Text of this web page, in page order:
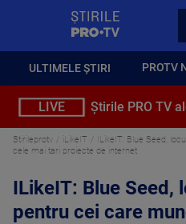
ULTIMELE ȘTIRI PROTV
LIVE Știrile PRO TV
Stirileprotv iLikeIT
ILikeIT: Blue Seed,
cele mai tari proiecte de internet
ILikeIT: Blue Seed,
pentru cei care